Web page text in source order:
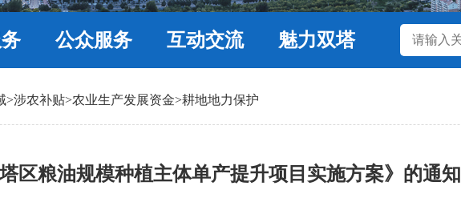
公众服务 互动交流 魅力双塔
>涉农补贴>农业生产发展资金>耕地地力保护
区粮油规模种植主体单产提升项目实施方案》的通知